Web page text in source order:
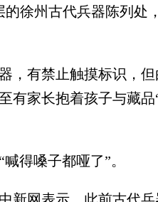
徐州古代兵器陈列处
有禁止触摸标识，但
家长抱着孩子与藏品
得嗓子都哑了”。